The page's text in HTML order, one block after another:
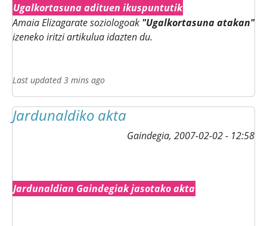
Ugalkortasuna adituen ikuspuntutik
Amaia Elizagarate soziologoak "Ugalkortasuna atakan"
izeneko iritzi artikulua idazten du.
Last updated 3 mins ago
Jardunaldiko akta
Gaindegia, 2007-02-02 - 12:58
Jardunaldian Gaindegiak jasotako akta